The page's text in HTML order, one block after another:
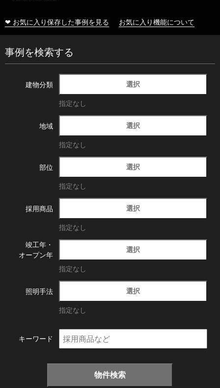
❤ お気に入り保存した事例を見る お気に入り機能について
事例を検索する
建物分類 選択
指定なし
地域 選択
指定なし
部位 選択
指定なし
採用商品 選択
指定なし
竣工年・
オープン年
選択
指定なし
照明手法 選択
指定なし
キーワード
物件検索